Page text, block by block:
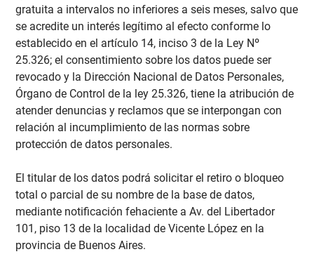
gratuita a intervalos no inferiores a seis meses, salvo que
se acredite un interés legítimo al efecto conforme lo
establecido en el artículo 14, inciso 3 de la Ley Nº
25.326; el consentimiento sobre los datos puede ser
revocado y la Dirección Nacional de Datos Personales,
Órgano de Control de la ley 25.326, tiene la atribución de
atender denuncias y reclamos que se interpongan con
relación al incumplimiento de las normas sobre
protección de datos personales.
El titular de los datos podrá solicitar el retiro o bloqueo
total o parcial de su nombre de la base de datos,
mediante notificación fehaciente a Av. del Libertador
101, piso 13 de la localidad de Vicente López en la
provincia de Buenos Aires.